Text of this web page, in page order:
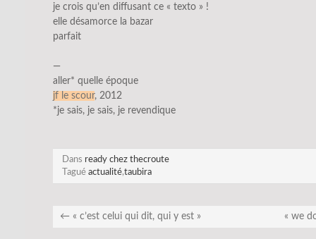
je crois qu’en diffusant ce « texto » !
elle désamorce la bazar
parfait
—
aller* quelle époque
jf le scour, 2012
*je sais, je sais, je revendique
Dans ready chez thecroute
Tagué actualité,taubira
← « c’est celui qui dit, qui y est » « we